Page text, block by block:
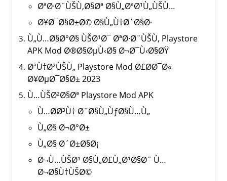
ØªØ·Ø¨ÙŠÙ‚Ø§Øª Ø§Ù„ØªØ¹Ù„ÙŠÙ…
Ø¥Ø¯Ø§Ø±Ø© Ø§Ù„Ù†Ø´Ø§Ø·
Ù„Ù…Ø§Ø°Ø§ ÙŠØ¹Ø¯ ØªØ·Ø¨ÙŠÙ‚ Playstore
APK Mod Ø®Ø§ØµÙ‹Ø§ Ø¬Ø¯Ù‹Ø§ØŸ
ØªÙ†Ø²ÙŠÙ„ Playstore Mod Ø£Ø­Ø¯Ø«
Ø¥ØµØ¯Ø§Ø± 2023
Ù…ÙŠØ²Ø§Øª Playstore Mod APK
Ù…Ø­Ø³Ù† Ø¨Ø§Ù„ÙƒØ§Ù…Ù„
Ù„Ø§ Ø¬Ø°Ø±
Ù„Ø§ Ø´Ø±Ø§Ø¡
Ø¬Ù…ÙŠØ¹ Ø§Ù„Ø£Ù„Ø¹Ø§Ø¨ Ù…
Ø¬Ø§Ù†ÙŠØ©